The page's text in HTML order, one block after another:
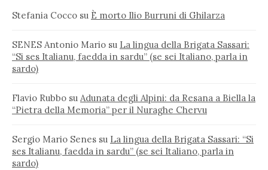
Stefania Cocco su È morto Ilio Burruni di Ghilarza
SENES Antonio Mario su La lingua della Brigata Sassari:
“Si ses Italianu, faedda in sardu” (se sei Italiano, parla in
sardo)
Flavio Rubbo su Adunata degli Alpini: da Resana a Biella la
“Pietra della Memoria” per il Nuraghe Chervu
Sergio Mario Senes su La lingua della Brigata Sassari: “Si
ses Italianu, faedda in sardu” (se sei Italiano, parla in
sardo)